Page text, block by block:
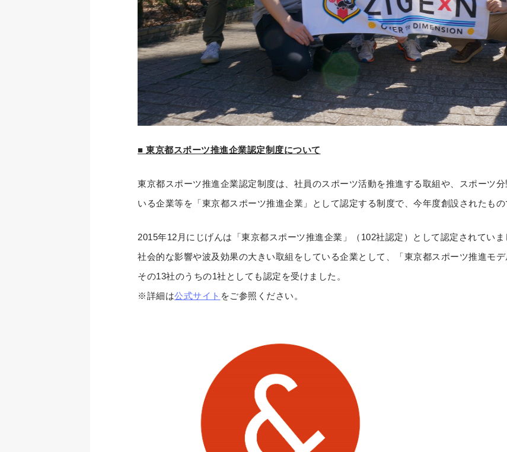
■ 東京都スポーツ推進企業認定制度について
東京都スポーツ推進企業認定制度は、社員のスポーツ活動を推進する取組や、スポーツ
いる企業等を「東京都スポーツ推進企業」として認定する制度で、今年度創設されたもの
2015年12月にじげんは「東京都スポーツ推進企業」（102社認定）として認定されてい
社会的な影響や波及効果の大きい取組をしている企業として、「東京都スポーツ推進モ
その13社のうちの1社としても認定を受けました。
※詳細は公式サイト をご参照ください。